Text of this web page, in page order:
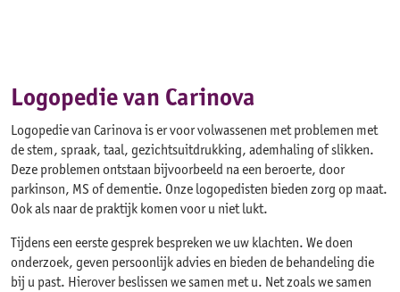
Logopedie van Carinova
Logopedie van Carinova is er voor volwassenen met problemen met
de stem, spraak, taal, gezichtsuitdrukking, ademhaling of slikken.
Deze problemen ontstaan bijvoorbeeld na een beroerte, door
parkinson, MS of dementie. Onze logopedisten bieden zorg op maat.
Ook als naar de praktijk komen voor u niet lukt.
Tijdens een eerste gesprek bespreken we uw klachten. We doen
onderzoek, geven persoonlijk advies en bieden de behandeling die
bij u past. Hierover beslissen we samen met u. Net zoals we samen